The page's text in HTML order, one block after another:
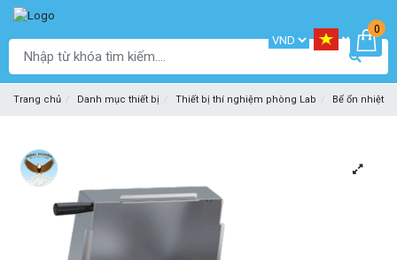
0
Trang chủ Danh mục thiết bị Thiết bị thí nghiệm phòng Lab Bể ổn nhiệt